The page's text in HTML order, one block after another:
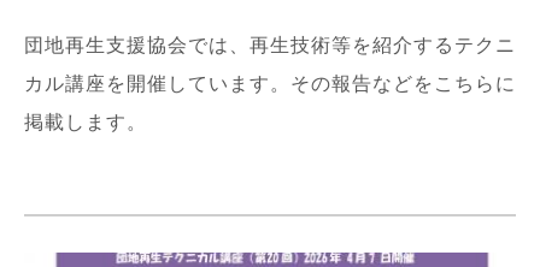
団地再生支援協会では、再生技術等を紹介するテクニ
カル講座を開催しています。その報告などをこちらに
掲載します。